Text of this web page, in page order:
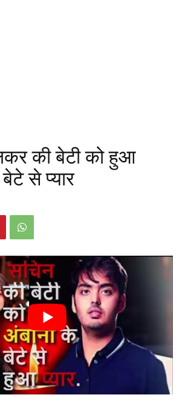
की बेटी को हुआ
से प्यार